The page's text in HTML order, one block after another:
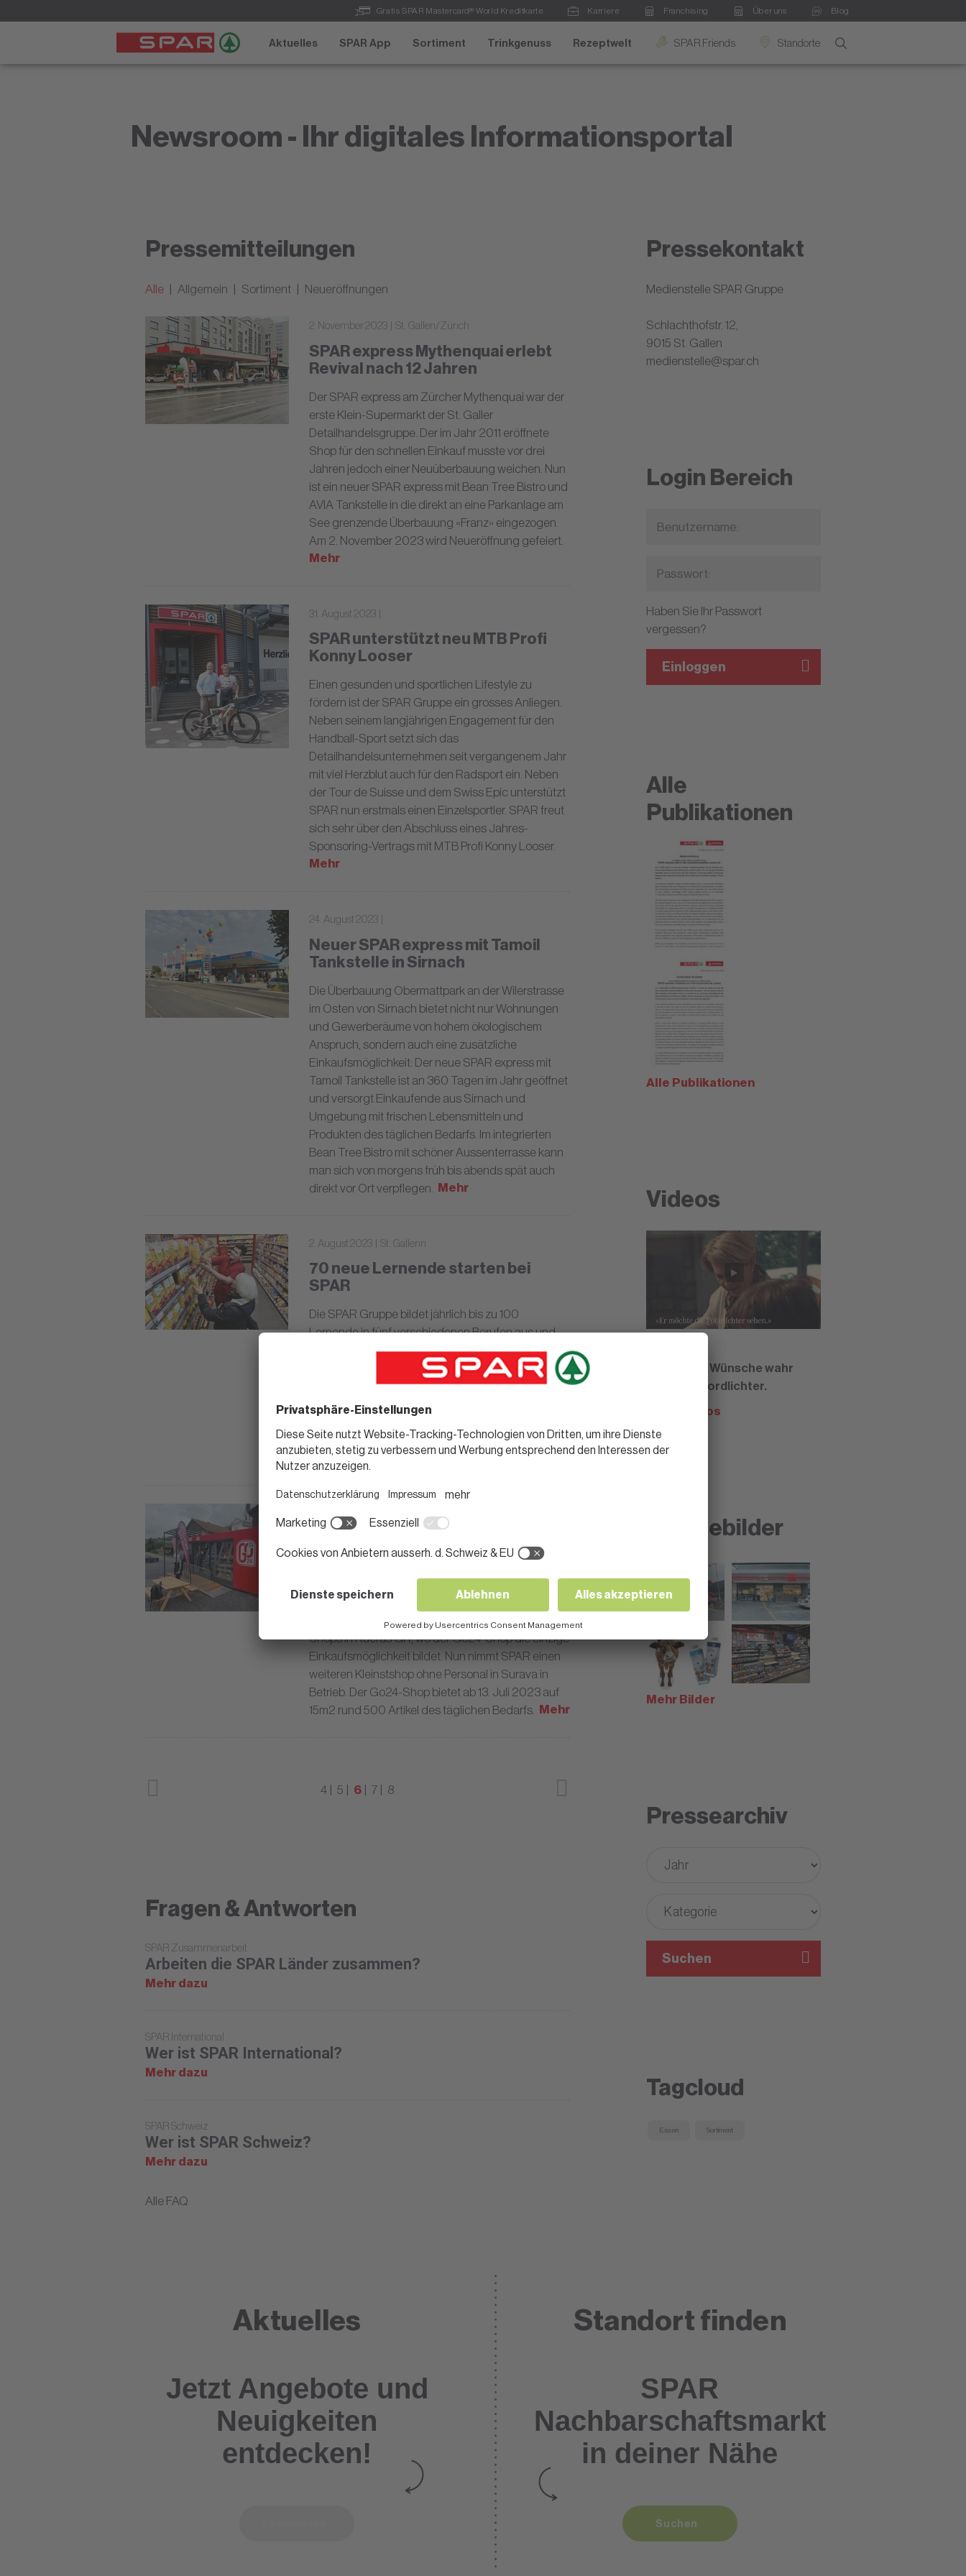
Gratis SPAR Mastercard® World Kreditkarte Karriere Franchising Über uns Blog
Aktuelles SPAR App Sortiment Trinkgenuss Rezeptwelt SPAR Friends Standorte
Newsroom - Ihr digitales Informationsportal
Pressemitteilungen
Alle Allgemein Sortiment Neueröffnungen
2. November 2023 | St. Gallen/Zürich
SPAR express Mythenquai erlebt
Revival nach 12 Jahren
Der SPAR express am Zürcher Mythenquai war der
erste Klein-Supermarkt der St. Galler
Detailhandelsgruppe. Der im Jahr 2011 eröffnete
Shop für den schnellen Einkauf musste vor drei
Jahren jedoch einer Neuüberbauung weichen. Nun
ist ein neuer SPAR express mit Bean Tree Bistro und
AVIA Tankstelle in die direkt an eine Parkanlage am
See grenzende Überbauung «Franz» eingezogen.
Am 2. November 2023 wird Neueröffnung gefeiert.
Mehr
31. August 2023 |
SPAR unterstützt neu MTB Profi
Konny Looser
Einen gesunden und sportlichen Lifestyle zu
fördern ist der SPAR Gruppe ein grosses Anliegen.
Neben seinem langjährigen Engagement für den
Handball-Sport setzt sich das
Detailhandelsunternehmen seit vergangenem Jahr
mit viel Herzblut auch für den Radsport ein. Neben
der Tour de Suisse und dem Swiss Epic unterstützt
SPAR nun erstmals einen Einzelsportler. SPAR freut
sich sehr über den Abschluss eines Jahres-
Sponsoring-Vertrags mit MTB Profi Konny Looser.
Mehr
24. August 2023 |
Neuer SPAR express mit Tamoil
Tankstelle in Sirnach
Die Überbauung Obermattpark an der Wilerstrasse
im Osten von Sirnach bietet nicht nur Wohnungen
und Gewerberäume von hohem ökologischem
Anspruch, sondern auch eine zusätzliche
Einkaufsmöglichkeit: Der neue SPAR express mit
Tamoil Tankstelle ist an 360 Tagen im Jahr geöffnet
und versorgt Einkaufende aus Sirnach und
Umgebung mit frischen Lebensmitteln und
Produkten des täglichen Bedarfs. Im integrierten
Bean Tree Bistro mit schöner Aussenterrasse kann
man sich von morgens früh bis abends spät auch
direkt vor Ort verpflegen. Mehr
2. August 2023 | St. Gallenn
70 neue Lernende starten bei
SPAR
Die SPAR Gruppe bildet jährlich bis zu 100
Lernende in fünf verschiedenen Berufen aus und
bietet ihnen damit eine solide Grundlage für ihre
künftige berufliche Karriere. Dieses Jahr konnte das
Detailhandelsunternehmen 91 neuen Berufsleuten
zu ihrem erfolgreichen Lehrabschluss gratulieren.
Menschen für ihr erstes Lehrjahr bei der SPAR
Gruppe am Start. Mehr
Einkaufen rund um die Uhr
Nach der Eröffnung des ersten 24-Stunden-SPAR
express ohne Bedienung am Zürcher Sihlquai im
Februar erfolgte gleich darauf der zweiter Go24-
Shops in Rueras GR, wo der Go24-Shop die einzige
Einkaufsmöglichkeit bildet. Nun nimmt SPAR einen
weiteren Kleinstshop ohne Personal in Surava in
Betrieb. Der Go24-Shop bietet ab 13. Juli 2023 auf
15m2 rund 500 Artikel des täglichen Bedarfs. Mehr
4 5 6 7 8
Fragen & Antworten
SPAR Zusammenarbeit
Arbeiten die SPAR Länder zusammen?
Mehr dazu
SPAR International
Wer ist SPAR International?
Mehr dazu
SPAR Schweiz
Wer ist SPAR Schweiz?
Mehr dazu
Alle FAQ
Pressekontakt
Medienstelle SPAR Gruppe
Schlachthofstr. 12,
9015 St. Gallen
medienstelle@spar.ch
Login Bereich
Haben Sie Ihr Passwort
vergessen?
Einloggen
Alle
Publikationen
Alle Publikationen
Videos
SPAR lässt Wünsche wahr
werden - Nordlichter.
Mehr Videos
Pressebilder
Mehr Bilder
Pressearchiv
Suchen
Tagcloud
Essen Sortiment
Aktuelles
Jetzt Angebote und
Neuigkeiten
entdecken!
Standort finden
SPAR
Nachbarschaftsmarkt
in deiner Nähe
Suchen